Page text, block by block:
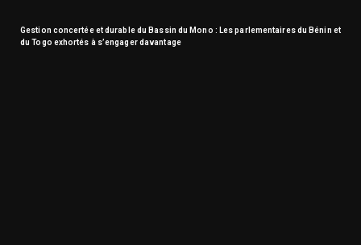
Gestion concertée et durable du Bassin du Mono : Les parlementaires du Bénin et
du Togo exhortés à s’engager davantage